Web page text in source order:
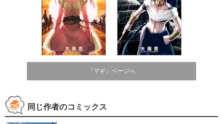
「マギ」ページへ
同じ作者のコミックス